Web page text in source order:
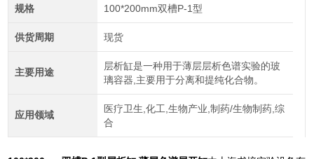
规格 100*200mm双槽P-1型
供货周期 现货
主要用途
层析缸是一种用于薄层层析色谱实验的玻
璃容器,主要用于分离和提纯化合物。
应用领域
医疗卫生,化工,生物产业,制药/生物制药,综
合